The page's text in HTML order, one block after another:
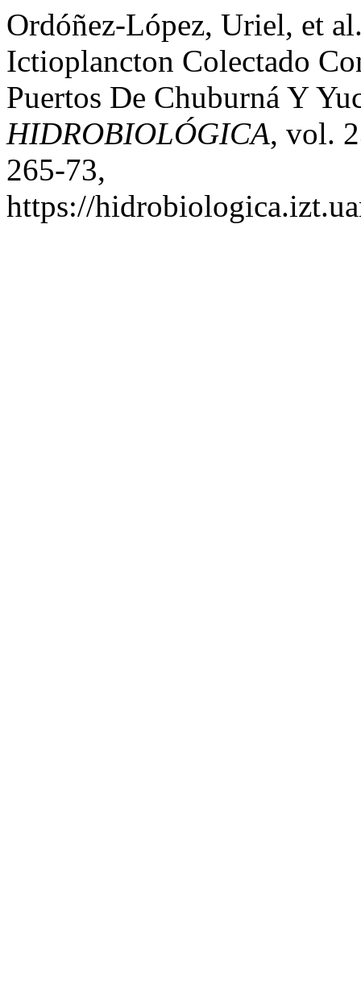
Ordóñez-López, Uriel, et
Ictioplancton Colectado
Puertos De Chuburná Y
HIDROBIOLÓGICA, vol.
265-73,
https://